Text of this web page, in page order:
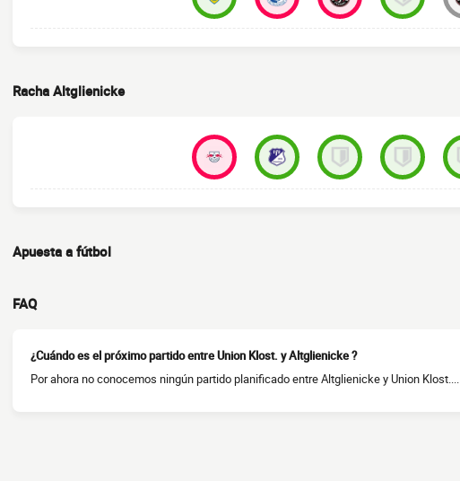
Racha Altglienicke
Apuesta a fútbol
FAQ
¿Cuándo es el próximo partido entre Union Klost. y Altglienicke ?
Por ahora no conocemos ningún partido planificado entre Altglienicke y Union Klost....